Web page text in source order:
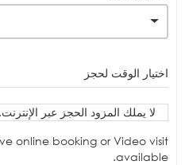
اختيار الوقت لحجز
لا يملك المزود الحجز عبر الإنترنت.
online booking or Video visit
available.